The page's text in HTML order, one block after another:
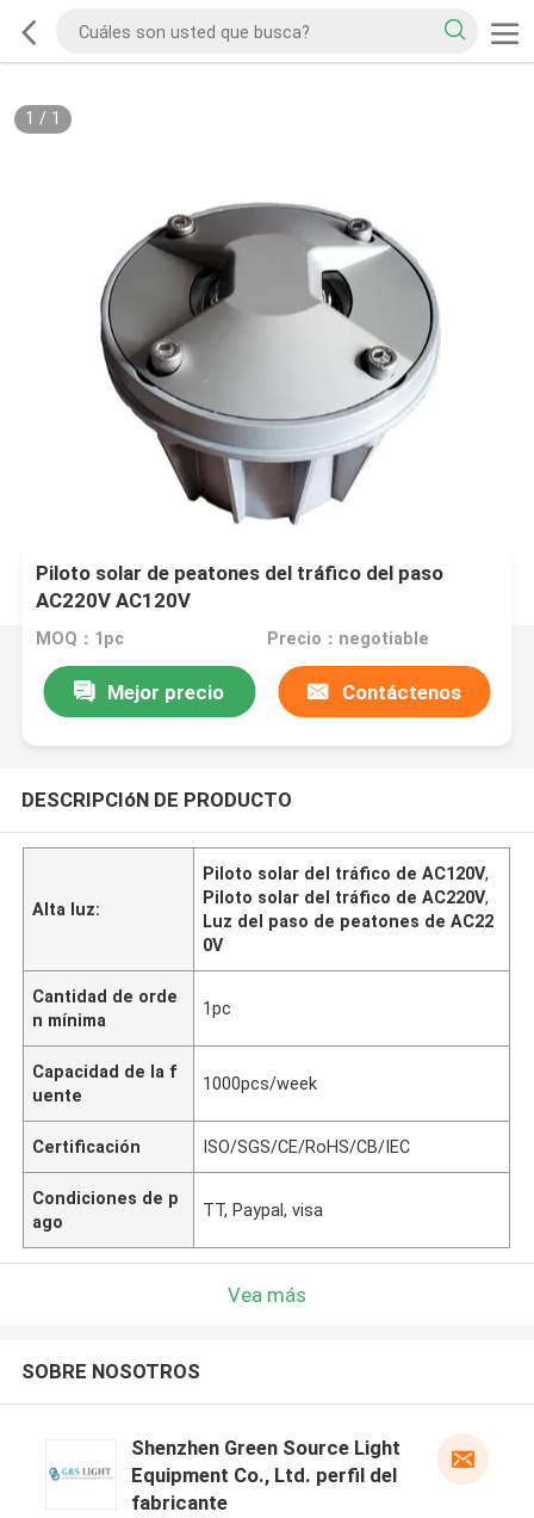
1 / 1
Piloto solar de peatones del tráfico del paso
AC220V AC120V
MOQ：1pc Precio：negotiable
Mejor precio Contáctenos
DESCRIPCIóN DE PRODUCTO
Alta luz:
Piloto solar del tráfico de AC120V,
Piloto solar del tráfico de AC220V,
Luz del paso de peatones de AC22
0V
Cantidad de orde
n mínima
1pc
Capacidad de la f
uente
1000pcs/week
Certificación ISO/SGS/CE/RoHS/CB/IEC
Condiciones de p
ago
TT, Paypal, visa
Vea más
SOBRE NOSOTROS
Shenzhen Green Source Light
Equipment Co., Ltd. perfil del
fabricante